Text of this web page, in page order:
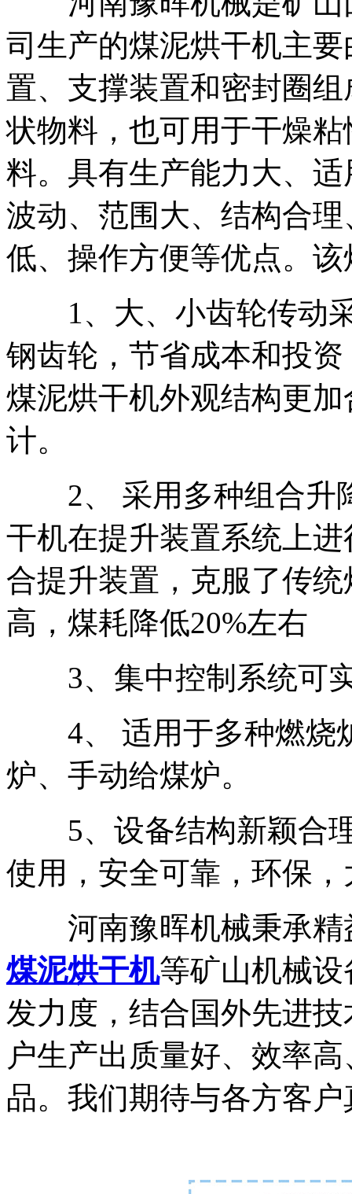
司生产的煤泥烘干机主
置、支撑装置和密封圈
状物料，也可用于干燥
料。具有生产能力大、
波动、范围大、结构合
低、操作方便等优点。
1、大、小齿轮传动采
钢齿轮，节省成本和投
煤泥烘干机外观结构更
计。
2、 采用多种组合升
干机在提升装置系统上
合提升装置，克服了传
高，煤耗降低20%左右
3、集中控制系统可实
4、 适用于多种燃烧
炉、手动给煤炉。
5、设备结构新颖合理
使用，安全可靠，环保
河南豫晖机械秉承精
煤泥烘干机等矿山机械
发力度，结合国外先进
户生产出质量好、效率
品。我们期待与各方客